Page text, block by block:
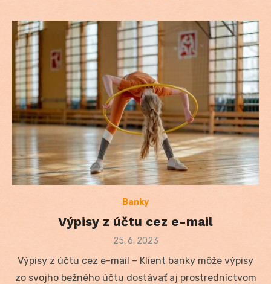
Banky
Výpisy z účtu cez e-mail
Posted
25. 6. 2023
Výpisy z účtu cez e-mail – Klient banky môže výpisy
zo svojho bežného účtu dostávať aj prostredníctvom